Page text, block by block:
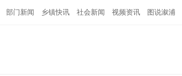
部门新闻 乡镇快讯 社会新闻 视频资讯 图说溆浦